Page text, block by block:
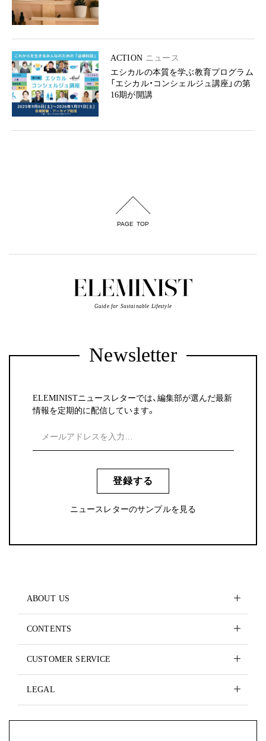
ACTION ニュース
エシカルの本質を学ぶ教育プログラム
「エシカル・コンシェルジュ講座」の第
16期が開講
PAGE TOP
Guide for Sustainable Lifestyle
Newsletter
ELEMINISTニュースレターでは、編集部が選んだ最新
情報を定期的に配信しています。
登録する
ニュースレターのサンプルを見る
ABOUT US
CONTENTS
CUSTOMER SERVICE
LEGAL